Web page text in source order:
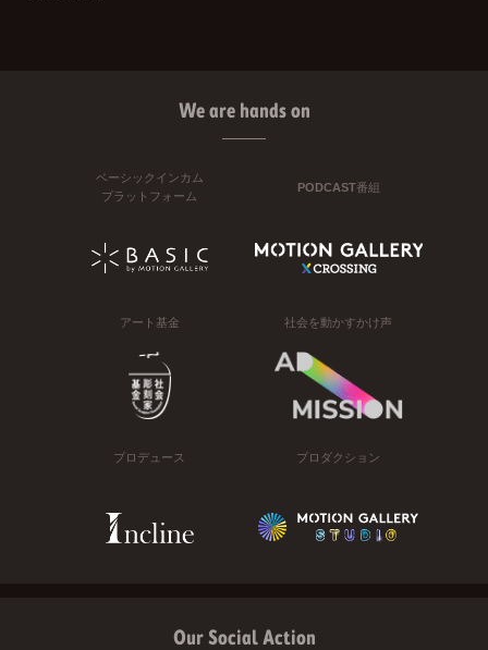
We are hands on
ベーシックインカム
プラットフォーム
PODCAST番組
アート基金 社会を動かすかけ声
プロデュース プロダクション
Our Social Action